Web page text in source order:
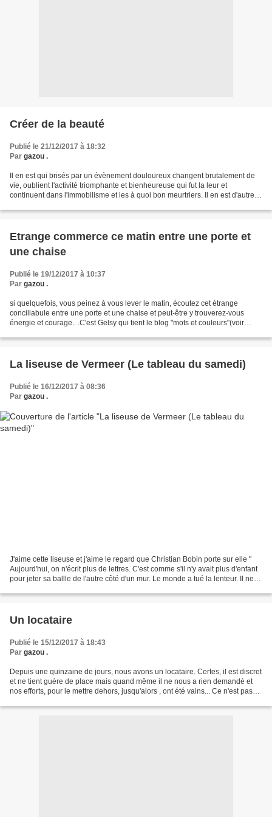
Créer de la beauté
Publié le 21/12/2017 à 18:32
Par gazou .
Il en est qui brisés par un évènement douloureux changent brutalement de
vie, oublient l'activité triomphante et bienheureuse qui fut la leur et
continuent dans l'immobilisme et les à quoi bon meurtriers. Il en est d'autres
Etrange commerce ce matin entre une porte et
une chaise
Publié le 19/12/2017 à 10:37
Par gazou .
si quelquefois, vous peinez à vous lever le matin, écoutez cet étrange
conciliabule entre une porte et une chaise et peut-être y trouverez-vous
énergie et courage.. .C'est Gelsy qui tient le blog "mots et couleurs"(voir
La liseuse de Vermeer (Le tableau du samedi)
Publié le 16/12/2017 à 08:36
Par gazou .
J'aime cette liseuse et j'aime le regard que Christian Bobin porte sur elle "
Aujourd'hui, on n'écrit plus de lettres. C'est comme s'il n'y avait plus d'enfant
pour jeter sa ballle de l'autre côté d'un mur. Le monde a tué la lenteur. Il ne
Un locataire
Publié le 15/12/2017 à 18:43
Par gazou .
Depuis une quinzaine de jours, nous avons un locataire. Certes, il est discret
et ne tient guère de place mais quand même il ne nous a rien demandé et
nos efforts, pour le mettre dehors, jusqu'alors , ont été vains... Ce n'est pas